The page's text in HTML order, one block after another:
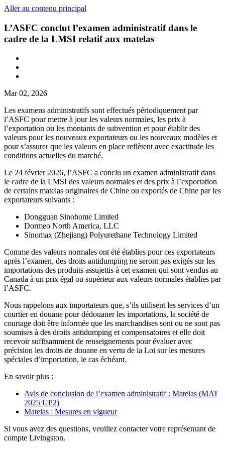
Aller au contenu principal
L’ASFC conclut l’examen administratif dans le
cadre de la LMSI relatif aux matelas
Mar 02, 2026
Les examens administratifs sont effectués périodiquement par
l’ASFC pour mettre à jour les valeurs normales, les prix à
l’exportation ou les montants de subvention et pour établir des
valeurs pour les nouveaux exportateurs ou les nouveaux modèles et
pour s’assurer que les valeurs en place reflètent avec exactitude les
conditions actuelles du marché.
Le 24 février 2026, l’ASFC a conclu un examen administratif dans
le cadre de la LMSI des valeurs normales et des prix à l’exportation
de certains matelas originaires de Chine ou exportés de Chine par les
exportateurs suivants :
Dongguan Sinohome Limited
Dormeo North America, LLC
Sinomax (Zhejiang) Polyurethane Technology Limited
Comme des valeurs normales ont été établies pour ces exportateurs
après l’examen, des droits antidumping ne seront pas exigés sur les
importations des produits assujettis à cet examen qui sont vendus au
Canada à un prix égal ou supérieur aux valeurs normales établies par
l’ASFC.
Nous rappelons aux importateurs que, s’ils utilisent les services d’un
courtier en douane pour dédouaner les importations, la société de
courtage doit être informée que les marchandises sont ou ne sont pas
soumises à des droits antidumping et compensatoires et elle doit
recevoir suffisamment de renseignements pour évaluer avec
précision les droits de douane en vertu de la Loi sur les mesures
spéciales d’importation, le cas échéant.
En savoir plus :
Avis de conclusion de l’examen administratif : Matelas (MAT
2025 UP2)
Matelas : Mesures en vigueur
Si vous avez des questions, veuillez contacter votre représentant de
compte Livingston.